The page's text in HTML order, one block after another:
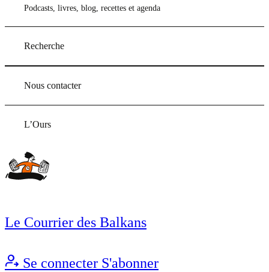
Podcasts, livres, blog, recettes et agenda
Recherche
Nous contacter
L’Ours
Le Courrier des Balkans
Se connecter S'abonner